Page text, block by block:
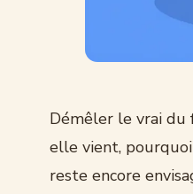
Démêler le vrai du
elle vient,
reste encore